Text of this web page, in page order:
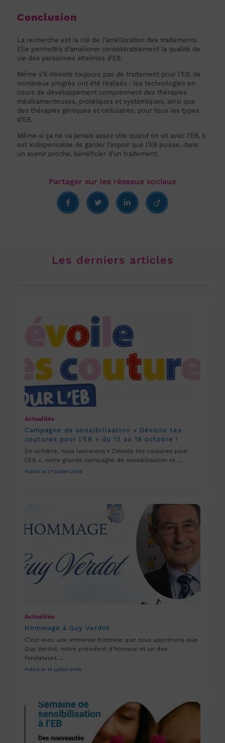
Conclusion
La recherche est la clé de l’amélioration des traitements.
Elle permettra d’améliorer considérablement la qualité de
vie des personnes atteintes d’EB.
Même s’il n’existe toujours pas de traitement pour l’EB, de
nombreux progrès ont été réalisés : les technologies en
cours de développement comprennent des thérapies
médicamenteuses, protéiques et systémiques, ainsi que
des thérapies géniques et cellulaires, pour tous les types
d’EB.
Même si ça ne va jamais assez vite quand on vit avec l’EB, il
est indispensable de garder l’espoir que l’EB puisse, dans
un avenir proche, bénéficier d’un traitement.
Les derniers articles
Actualités
Campagne de sensibilisation « Dévoile tes
coutures pour l’EB » du 12 au 18 octobre !
En octobre, nous lancerons « Dévoile tes coutures pour
l’EB », notre grande campagne de sensibilisation et ...
Publié le 27 juillet 2026
Actualités
Hommage à Guy Verdot
C’est avec une immense tristesse que nous apprenons que
Guy Verdot, notre président d’honneur et un des
fondateurs ...
Publié le 16 juillet 2026